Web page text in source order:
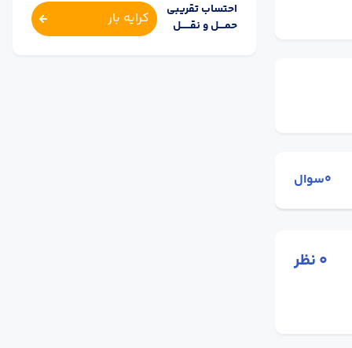
0سوال
0نظر
احتساب تقریبی
حمــــل و نقــــــل
کرایه بار